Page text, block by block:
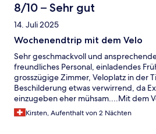
8/10 – Sehr gut
14. Juli 2025
Wochenendtrip mit dem Velo
Sehr geschmackvoll und
freundliches Personal, einladendes
grosszügige Zimmer, Veloplatz in der
Beschilderung etwas verwirrend, da
einzugeben eher mühsam....Mit dem
einzurechnen, Velowege gut
Beschilderung Lift achten (Velo)
Kirsten, Aufenthalt von 2 Nächten